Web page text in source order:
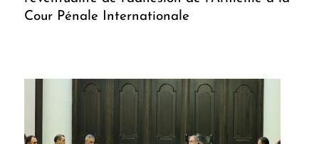
Cour Pénale Internationale